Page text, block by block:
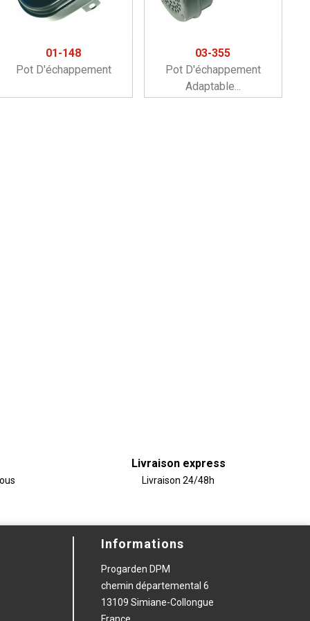
01-148
Pot D'échappement
03-355
Pot D'échappement
Adaptable...
Livraison express
Livraison 24/48h
Informations
Progarden DPM
chemin départemental 6
13109 Simiane-Collongue
France